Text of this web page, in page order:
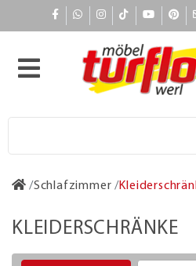
Schlafzimmer
KLEIDERSCHRÄNKE